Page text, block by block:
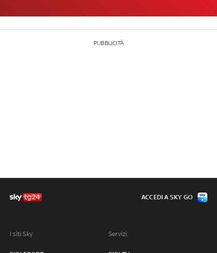
PUBBLICITÀ
I siti Sky: Servizi:
ACCEDI A SKY GO